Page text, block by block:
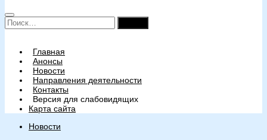
Найти:
Главная
Анонсы
Новости
Направления деятельности
Контакты
Версия для слабовидящих
Карта сайта
Новости